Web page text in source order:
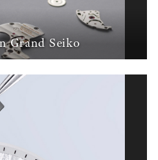
Grand Seiko